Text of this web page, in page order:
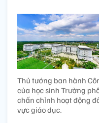
Thủ tướng ban hành
của học sinh Trường
chấn chỉnh hoạt động
vực giáo dục.